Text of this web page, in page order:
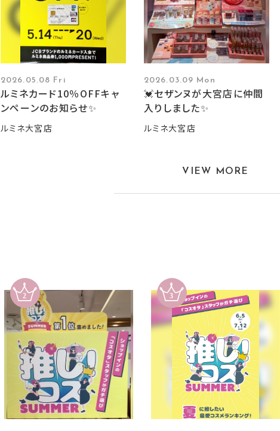
2026.05.08 Fri
ルミネカード10％OFFキャ
ンペーンのお知らせ✨
ルミネ大宮店
2026.03.09 Mon
💓セザンヌが大宮店に仲間
入りしました✨
ルミネ大宮店
VIEW MORE